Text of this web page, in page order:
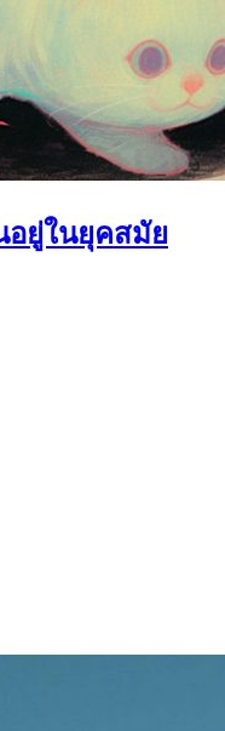
อยู่ในยุคสมัย